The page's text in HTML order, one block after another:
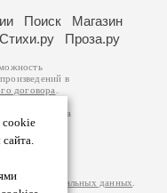
cookie
Поиск
Магазин
Стихи.ру Проза.ру
в
договора
авторам
возможна
за
на
персональных данных